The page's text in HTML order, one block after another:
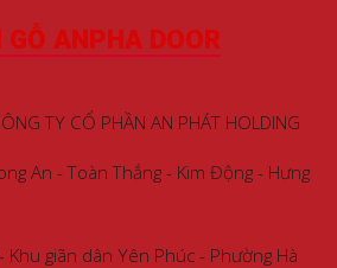
ANPHA DOOR
TY CỔ PHẦN AN PHÁT HOLDING
An - Toàn Thắng - Kim Động - Hưng
Khu giãn dân Yên Phúc - Phường Hà